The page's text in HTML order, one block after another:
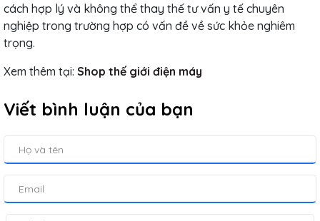
cách hợp lý và không thể thay thế tư vấn y tế chuyên
nghiệp trong trường hợp có vấn đề về sức khỏe nghiêm
trọng.
Xem thêm tại: Shop thế giới điện máy
Viết bình luận của bạn